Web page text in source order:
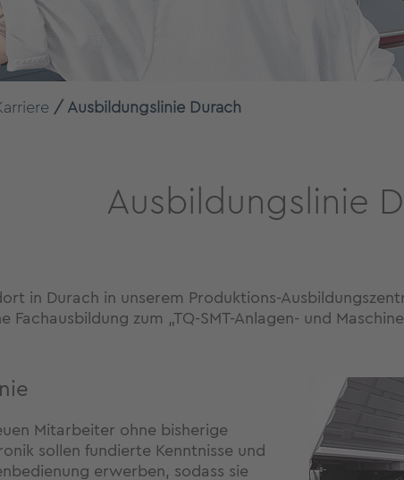
Ausbildungslinie Durach
Ausbildungslinie
in Durach in unserem Produktions-
Fachausbildung zum „TQ-SMT-Anlagen- und
Mitarbeiter ohne bisherige
sollen fundierte Kenntnisse und
erwerben, sodass sie